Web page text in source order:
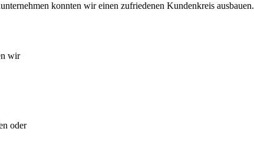
konnten wir einen zufriedenen Kundenkreis ausbauen.
wir
oder